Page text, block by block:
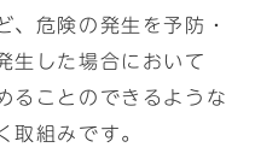
、危険の発生を予防・
生した場合において
ることのできるような
取組みです。